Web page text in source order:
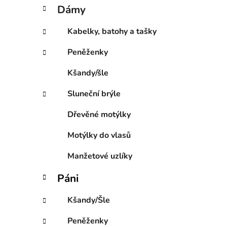
p
a
e
e
o
i
Dámy
Kabelky, batohy a tašky
Peněženky
Kšandy/šle
Sluneční brýle
Dřevěné motýlky
Motýlky do vlasů
Manžetové uzlíky
Páni
Kšandy/Šle
Peněženky